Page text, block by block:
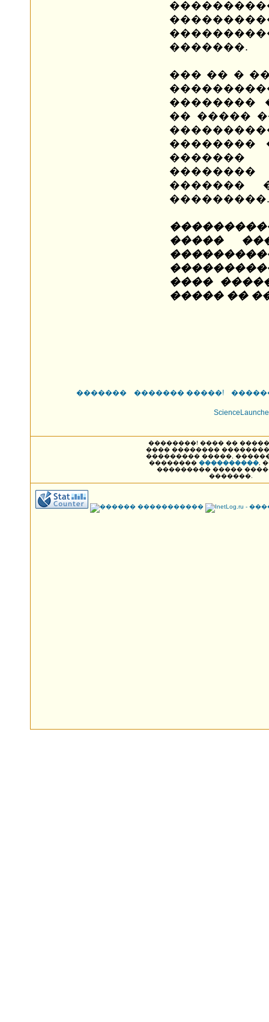
�������.
��� �� �
��������
�� �����
��������
��������
�������
���������.
�����
����
����� ��
������� ������� �����!
��������! ���� �� �����
���� ��������
��������� �����,
�������� ���������� ,
��������� �����
�������.